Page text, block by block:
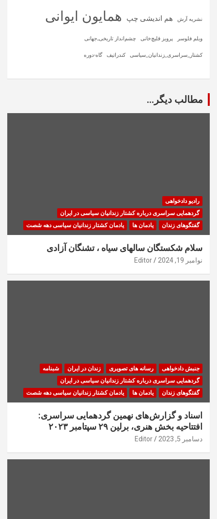
نشریه آرش هم اندیشی چپ همایون ایوانی
ویلم فلوسر پرویز قلیچ‌خانی چشم‌انداز تاریخی‌ـ‌جهانی
کشتار_سراسری_زندانیان_سیاسی کندراتیف گاه-دوره
مطالب دیگر...
رادیو دادخواهی
گردهمایی سراسری درباره کشتار زندانیان سیاسی در ایران
گفتگوهای زندان
یادمان ها یادمان کشتار زندانیان سیاسی دهه شصت
سلام شکستگان سالهای سیاه ، تشنگان آزادی
نوامبر 19, 2024 Editor
جنبش دادخواهی رسانه های تصویری زندان در ایران
شبنامه
گردهمایی سراسری درباره کشتار زندانیان سیاسی در ایران
گفتگوهای زندان
یادمان ها یادمان کشتار زندانیان سیاسی دهه شصت
اسناد و گزارش‌های نهمین گردهمایی سراسری:
افتتاحیه بخش هنری، برلین ۲۹ سپتامبر ۲۰۲۳
دسامبر 5, 2023 Editor